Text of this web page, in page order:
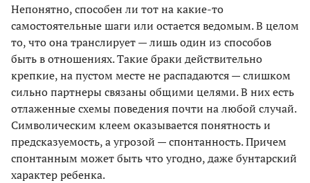
Непонятно, способен ли тот на какие-то
самостоятельные шаги или остается ведомым. В целом
то, что она транслирует — лишь один из способов
быть в отношениях. Такие браки действительно
крепкие, на пустом месте не распадаются — слишком
сильно партнеры связаны общими целями. В них есть
отлаженные схемы поведения почти на любой случай.
Символическим клеем оказывается понятность и
предсказуемость, а угрозой — спонтанность. Причем
спонтанным может быть что угодно, даже бунтарский
характер ребенка.